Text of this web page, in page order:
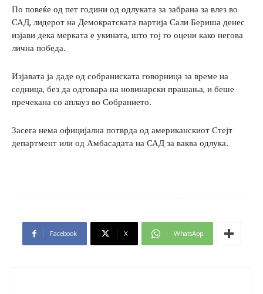
По повеќе од пет години од одлуката за забрана за влез во
САД, лидерот на Демократската партија Сали Бериша денес
изјави дека мерката е укината, што тој го оцени како негова
лична победа.
Изјавата ја даде од собраниската говорница за време на
седница, без да одговара на новинарски прашања, и беше
пречекана со аплауз во Собранието.
Засега нема официјална потврда од американскиот Стејт
департмент или од Амбасадата на САД за ваква одлука.
Facebook X WhatsApp